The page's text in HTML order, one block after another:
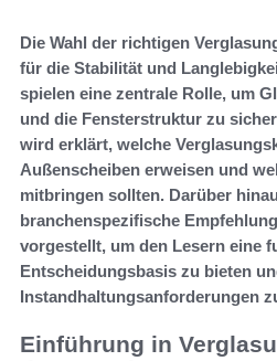
Die Wahl der richtigen
für die Stabilität und
spielen eine zentrale Rolle, um
und die Fensterstruktur zu
wird erklärt, welche
Außenscheiben erweisen und
mitbringen sollten. Darüber
branchenspezifische
vorgestellt, um den Lesern eine
Entscheidungsbasis zu bieten
Instandhaltungsanforderungen
Einführung in